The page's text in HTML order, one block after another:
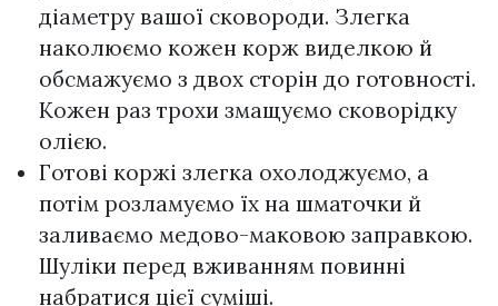
діаметру вашої сковороди. Злегка
наколюємо кожен корж виделкою й
обсмажуємо з двох сторін до готовності.
Кожен раз трохи змащуємо сковорідку
олією.
Готові коржі злегка охолоджуємо, а
потім розламуємо їх на шматочки й
заливаємо медово-маковою заправкою.
Шуліки перед вживанням повинні
набратися цієї суміші.